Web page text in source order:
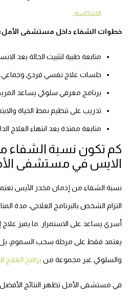
الانتكاسة
خطوات الشفاء داخل مستشفى الأمل:
متابعة طبية لتثبيت الحالة بعد
جلسات علاج نفسي فردي وجماعي.
برنامج معرفي سلوكي يساعد
تدريب على تنظيم نمط الحياة
متابعة ممتدة بعد انتهاء العلاج
كم تكون نسبة الشفاء
الايس في مستشفى
نسبة الشفاء من إدمان مخدر الآيس
التزام الشخص بالبرنامج العلاجي، مدة
أسري يساعد على الاستمرار. ما يميز
يعتمد فقط على مرحلة سحب السموم، بل
والسلوكي عبر مجموعة من برامج العلاج
في مستشفى الأمل تظهر النتائج